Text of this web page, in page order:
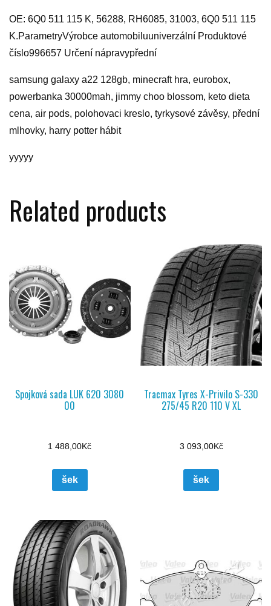
OE: 6Q0 511 115 K, 56288, RH6085, 31003, 6Q0 511 115
K.ParametryVýrobce automobiluuniverzální Produktové
číslo996657 Určení nápravypřední
samsung galaxy a22 128gb, minecraft hra, eurobox,
powerbanka 30000mah, jimmy choo blossom, keto dieta
cena, air pods, polohovaci kreslo, tyrkysové závěsy, přední
mlhovky, harry potter hábit
yyyyy
Related products
Spojková sada LUK 620 3080
00
1 488,00Kč
šek
Tracmax Tyres X-Privilo S-330
275/45 R20 110 V XL
3 093,00Kč
šek